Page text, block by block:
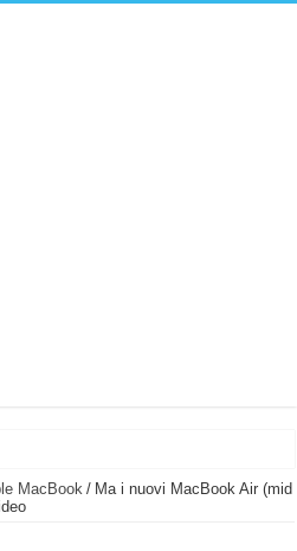
lo appoggi e fa tutto lui! (Senza
MacBook / Ma i nuovi MacBook Air (mid